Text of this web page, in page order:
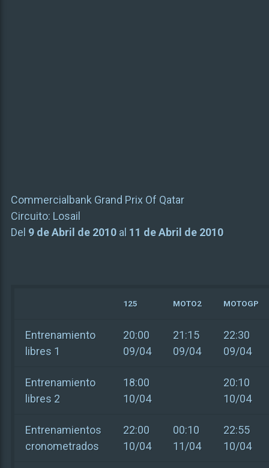
Commercialbank Grand Prix Of Qatar
Circuito: Losail
Del 9 de Abril de 2010al 11 de Abril de 2010
125 MOTO2 MOTOGP
Entrenamiento
libres 1
20:00
09/04
21:15
09/04
22:30
09/04
Entrenamiento
libres 2
18:00
10/04
20:10
10/04
Entrenamientos
cronometrados
22:00
10/04
00:10
11/04
22:55
10/04